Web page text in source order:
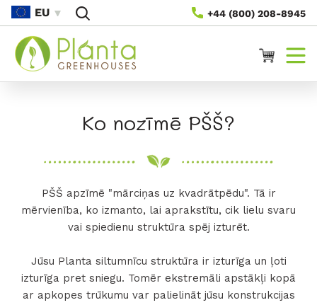
Uz
Saturu
+44 (800) 208-8945
EU
Ratiņi
Ko nozīmē PŠŠ?
PŠŠ apzīmē "mārciņas uz kvadrātpēdu". Tā ir
mērvienība, ko izmanto, lai aprakstītu, cik lielu svaru
vai spiedienu struktūra spēj izturēt.
Jūsu Planta siltumnīcu struktūra ir izturīga un ļoti
izturīga pret sniegu. Tomēr ekstremāli apstākļi kopā
ar apkopes trūkumu var palielināt jūsu konstrukcijas